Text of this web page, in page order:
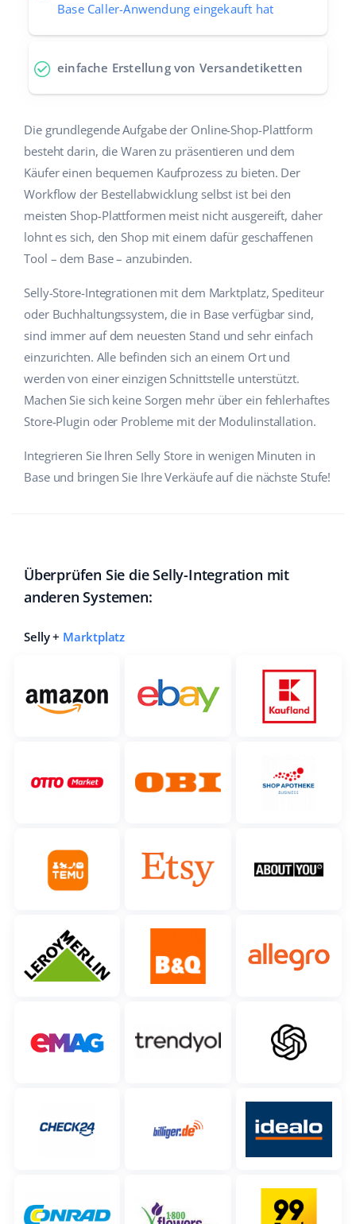
Base Caller-Anwendung eingekauft hat
einfache Erstellung von Versandetiketten
Die grundlegende Aufgabe der Online-Shop-Plattform
besteht darin, die Waren zu präsentieren und dem
Käufer einen bequemen Kaufprozess zu bieten. Der
Workflow der Bestellabwicklung selbst ist bei den
meisten Shop-Plattformen meist nicht ausgereift, daher
lohnt es sich, den Shop mit einem dafür geschaffenen
Tool – dem Base – anzubinden.
Selly-Store-Integrationen mit dem Marktplatz, Spediteur
oder Buchhaltungssystem, die in Base verfügbar sind,
sind immer auf dem neuesten Stand und sehr einfach
einzurichten. Alle befinden sich an einem Ort und
werden von einer einzigen Schnittstelle unterstützt.
Machen Sie sich keine Sorgen mehr über ein fehlerhaftes
Store-Plugin oder Probleme mit der Modulinstallation.
Integrieren Sie Ihren Selly Store in wenigen Minuten in
Base und bringen Sie Ihre Verkäufe auf die nächste Stufe!
Überprüfen Sie die Selly-Integration mit
anderen Systemen:
Selly + Marktplatz